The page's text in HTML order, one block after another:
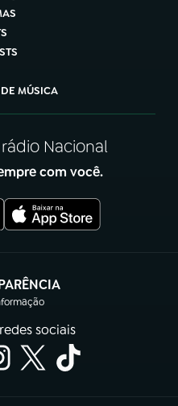
MÚSICA
Nacional
com você.
em nova aba)
sociais